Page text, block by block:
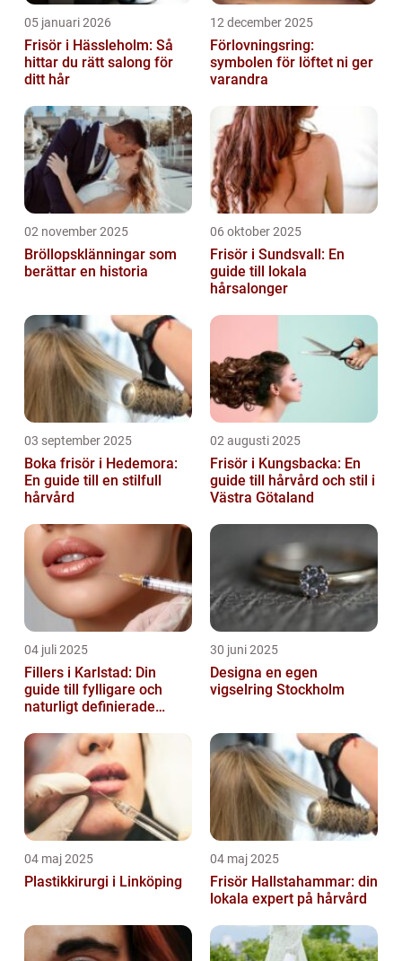
05 januari 2026
Frisör i Hässleholm: Så
hittar du rätt salong för
ditt hår
12 december 2025
Förlovningsring:
symbolen för löftet ni ger
varandra
02 november 2025
Bröllopsklänningar som
berättar en historia
06 oktober 2025
Frisör i Sundsvall: En
guide till lokala
hårsalonger
03 september 2025
Boka frisör i Hedemora:
En guide till en stilfull
hårvård
02 augusti 2025
Frisör i Kungsbacka: En
guide till hårvård och stil i
Västra Götaland
04 juli 2025
Fillers i Karlstad: Din
guide till fylligare och
naturligt definierade
30 juni 2025
Designa en egen
vigselring Stockholm
04 maj 2025
Plastikkirurgi i Linköping
04 maj 2025
Frisör Hallstahammar: din
lokala expert på hårvård